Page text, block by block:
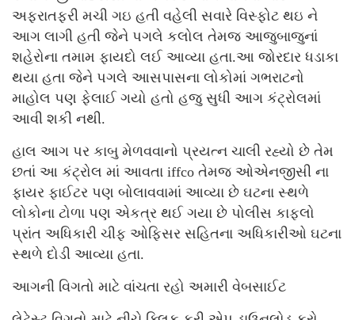
અફરાતફરી મચી ગઇ હતી વહેલી સવારે વિસ્ફોટ થઇ ને
આગ લાગી હતી જેને પગલે કલોલ તેમજ આજુબાજુનાં
શહેરોના તમામ ફાયદો લઈ આવ્યા હતા.આ જોરદાર ધડાકા
થયા હતા જેને પગલે આસપાસના લોકોમાં ગભરાટનો
માહોલ પણ ફેલાઈ ગયો હતો હજુ સુધી આગ કંટ્રોલમાં
આવી શકી નથી.
હાલ આગ પર કાબુ મેળવવાનો પ્રયત્ન ચાલી રહ્યો છે તેમ
છતાં આ કંટ્રોલ માં આવતા iffco તેમજ ઓએનજીસી ના
ફાયર ફાઈટર પણ બોલાવવામાં આવ્યા છે ઘટના સ્થળે
લોકોના ટોળા પણ એકત્ર થઈ ગયા છે પોલીસ કાફલો
પ્રાંત અધિકારી ચીફ ઓફિસર સહિતના અધિકારીઓ ઘટના
સ્થળે દોડી આવ્યા હતા.
આગની વિગતો માટે વાંચતા રહો અમારી વેબસાઈટ